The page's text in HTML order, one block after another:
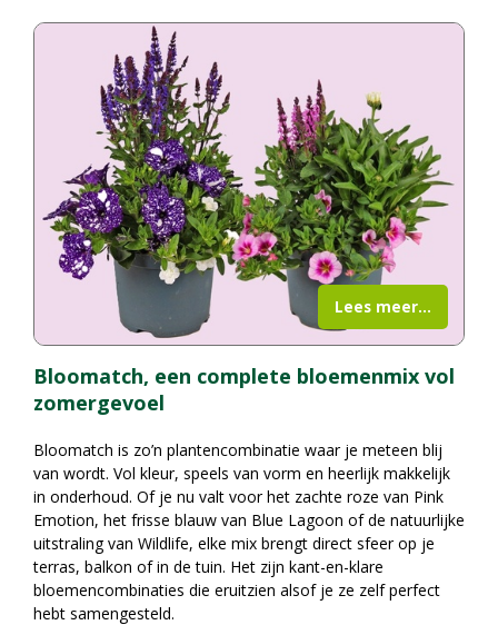
Bloomatch, een complete bloemenmix vol
zomergevoel
Bloomatch is zo’n plantencombinatie waar je meteen blij
van wordt. Vol kleur, speels van vorm en heerlijk makkelijk
in onderhoud. Of je nu valt voor het zachte roze van Pink
Emotion, het frisse blauw van Blue Lagoon of de natuurlijke
uitstraling van Wildlife, elke mix brengt direct sfeer op je
terras, balkon of in de tuin. Het zijn kant-en-klare
bloemencombinaties die eruitzien alsof je ze zelf perfect
hebt samengesteld.
Lees meer...